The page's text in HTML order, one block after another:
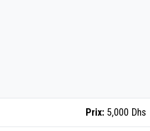
Prix: 5,000 Dhs